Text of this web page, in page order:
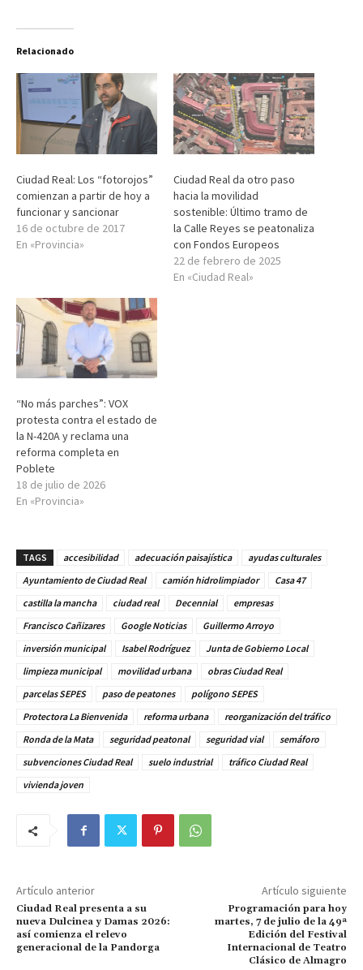
Relacionado
Ciudad Real: Los “fotorojos”
comienzan a partir de hoy a
funcionar y sancionar
16 de octubre de 2017
En «Provincia»
Ciudad Real da otro paso
hacia la movilidad
sostenible: Último tramo de
la Calle Reyes se peatonaliza
con Fondos Europeos
22 de febrero de 2025
En «Ciudad Real»
“No más parches”: VOX
protesta contra el estado de
la N-420A y reclama una
reforma completa en
Poblete
18 de julio de 2026
En «Provincia»
TAGS accesibilidad adecuación paisajística
ayudas culturales
Ayuntamiento de Ciudad Real
camión hidrolimpiador
Casa 47
castilla la mancha
ciudad real Decennial
empresas
Francisco Cañizares
Google Noticias
Guillermo Arroyo
inversión municipal
Isabel Rodríguez
Junta de Gobierno Local
limpieza municipal
movilidad urbana
obras Ciudad Real
parcelas SEPES
paso de peatones
polígono SEPES
Protectora La Bienvenida
reforma urbana
reorganización del tráfico
Ronda de la Mata
seguridad peatonal seguridad vial
semáforo
subvenciones Ciudad Real
suelo industrial
tráfico Ciudad Real
vivienda joven
Artículo anterior
Ciudad Real presenta a su
nueva Dulcinea y Damas 2026:
así comienza el relevo
generacional de la Pandorga
Artículo siguiente
Programación para hoy
martes, 7 de julio de la 49ª
Edición del Festival
Internacional de Teatro
Clásico de Almagro